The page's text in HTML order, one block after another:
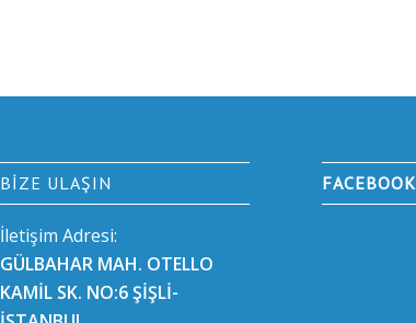
BIZE ULAŞIN
İletişim Adresi:
GÜLBAHAR MAH. OTELLO
KAMİL SK. NO:6 ŞİŞLİ-
FACEBOOK